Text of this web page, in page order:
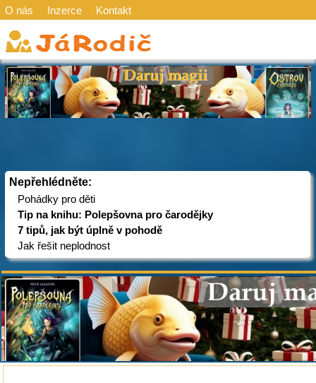
O nás Inzerce Kontakt
Nepřehlédněte:
Pohádky pro děti
Tip na knihu: Polepšovna pro čarodějky
7 tipů, jak být úplně v pohodě
Jak řešit neplodnost